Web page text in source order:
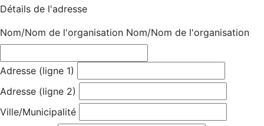
Détails de l'adresse
Nom/Nom de l'organisation Nom/Nom de l'organisation
Adresse (ligne 1)
Adresse (ligne 2)
Ville/Municipalité